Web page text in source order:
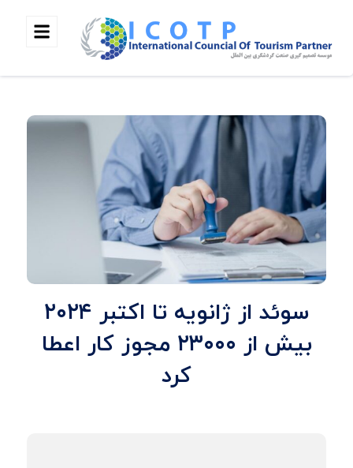
سوئد از ژانویه تا اکتبر ۲۰۲۴
بیش از ۲۳۰۰۰ مجوز کار اعطا
کرد